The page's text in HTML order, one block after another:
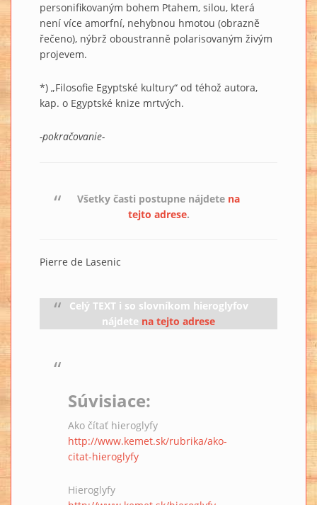
personifikovaným bohem Ptahem, silou, která
není více amorfní, nehybnou hmotou (obrazně
řečeno), nýbrž oboustranně polarisovaným živým
projevem.
*) „Filosofie Egyptské kultury“ od téhož autora,
kap. o Egyptské knize mrtvých.
-pokračovanie-
Všetky časti postupne nájdete na
tejto adrese.
Pierre de Lasenic
Celý TEXT i so slovníkom hieroglyfov
nájdete na tejto adrese
Súvisiace:
Ako čítať hieroglyfy
http://www.kemet.sk/rubrika/ako-
citat-hieroglyfy
Hieroglyfy